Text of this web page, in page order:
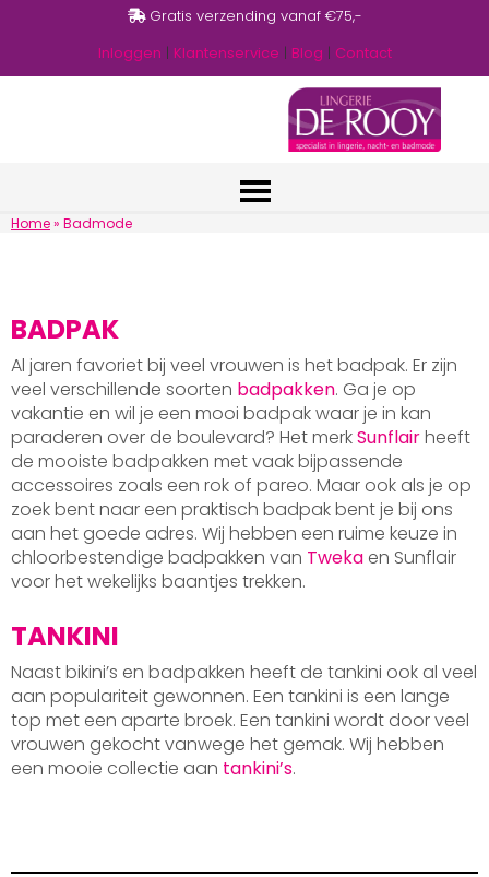
Gratis verzending vanaf €75,-
Inloggen | Klantenservice | Blog | Contact
Home» Badmode
BADPAK
Al jaren favoriet bij veel vrouwen is het badpak. Er zijn
veel verschillende soorten badpakken. Ga je op
vakantie en wil je een mooi badpak waar je in kan
paraderen over de boulevard? Het merkSunflairheeft
de mooiste badpakken met vaak bijpassende
accessoires zoals een rok of pareo. Maar ook als je op
zoek bent naar een praktisch badpak bent je bij ons
aan het goede adres. Wij hebben een ruime keuze in
chloorbestendige badpakken van Tweka en Sunflair
voor het wekelijks baantjes trekken.
TANKINI
Naast bikini’s en badpakken heeft de tankini ook al veel
aan populariteit gewonnen. Een tankini is een lange
top met een aparte broek. Een tankini wordt door veel
vrouwen gekocht vanwege het gemak. Wij hebben
een mooie collectie aan tankini’s.